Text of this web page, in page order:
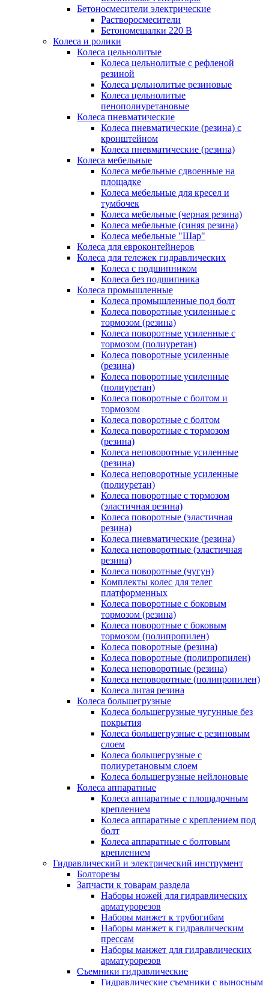
Бетоносмесители электрические
Растворосмесители
Бетономешалки 220 В
Колеса и ролики
Колеса цельнолитые
Колеса цельнолитые с рефленой
резиной
Колеса цельнолитые резиновые
Колеса цельнолитые
пенополиуретановые
Колеса пневматические
Колеса пневматические (резина) с
кронштейном
Колеса пневматические (резина)
Колеса мебельные
Колеса мебельные сдвоенные на
площадке
Колеса мебельные для кресел и
тумбочек
Колеса мебельные (черная резина)
Колеса мебельные (синяя резина)
Колеса мебельные "Шар"
Колеса для евроконтейнеров
Колеса для тележек гидравлических
Колеса с подшипником
Колеса без подшипника
Колеса промышленные
Колеса промышленные под болт
Колеса поворотные усиленные с
тормозом (резина)
Колеса поворотные усиленные с
тормозом (полиуретан)
Колеса поворотные усиленные
(резина)
Колеса поворотные усиленные
(полиуретан)
Колеса поворотные с болтом и
тормозом
Колеса поворотные с болтом
Колеса поворотные c тормозом
(резина)
Колеса неповоротные усиленные
(резина)
Колеса неповоротные усиленные
(полиуретан)
Колеса поворотные c тормозом
(эластичная резина)
Колеса поворотные (эластичная
резина)
Колеса пневматические (резина)
Колеса неповоротные (эластичная
резина)
Колеса поворотные (чугун)
Комплекты колес для телег
платформенных
Колеса поворотные c боковым
тормозом (резина)
Колеса поворотные c боковым
тормозом (полипропилен)
Колеса поворотные (резина)
Колеса поворотные (полипропилен)
Колеса неповоротные (резина)
Колеса неповоротные (полипропилен)
Колеса литая резина
Колеса большегрузные
Колеса большегрузные чугунные без
покрытия
Колеса большегрузные с резиновым
слоем
Колеса большегрузные с
полиуретановым слоем
Колеса большегрузные нейлоновые
Колеса аппаратные
Колеса аппаратные с площадочным
креплением
Колеса аппаратные с креплением под
болт
Колеса аппаратные с болтовым
креплением
Гидравлический и электрический инструмент
Болторезы
Запчасти к товарам раздела
Наборы ножей для гидравлических
арматурорезов
Наборы манжет к трубогибам
Наборы манжет к гидравлическим
прессам
Наборы манжет для гидравлических
арматурорезов
Съемники гидравлические
Гидравлические cъемники с выносным